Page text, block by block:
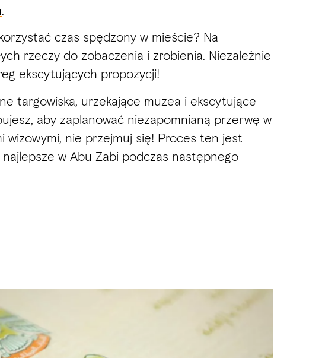
.
czas spędzony w mieście? Na
rzeczy do zobaczenia i zrobienia. Niezależnie
ekscytujących propozycji!
targowiska, urzekające muzea i ekscytujące
aby zaplanować niezapomnianą przerwę w
wizowymi, nie przejmuj się! Proces ten jest
w Abu Zabi podczas następnego